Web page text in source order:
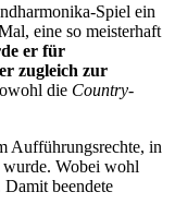
Spiel ein
eine so meisterhaft
er für
zugleich zur
die Country-
Aufführungsrechte, in
wurde. Wobei wohl
Damit beendete